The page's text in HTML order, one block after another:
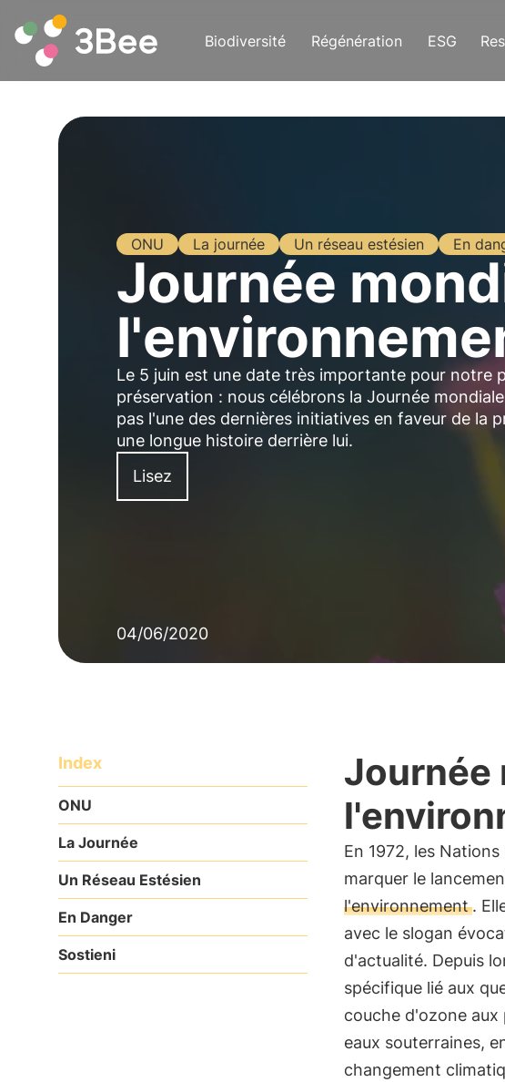
Biodiversité Régénération ESG
ONU La journée Un réseau estésien En
Journée
Le 5 juin est une date très importante pour notre
préservation : nous célébrons la Journée
pas l'une des dernières initiatives en faveur de la
une longue histoire derrière lui.
Lisez
04/06/2020
Index
ONU
La Journée
Un Réseau Estésien
En Danger
Sostieni
Journée
En 1972, les
marquer le
l'environnement.
avec le slogan
d'actualité. Depuis
spécifique lié aux
couche d'ozone
eaux souterraines,
changement